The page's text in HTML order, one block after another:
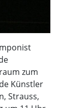
zum
Künstler
Strauss,